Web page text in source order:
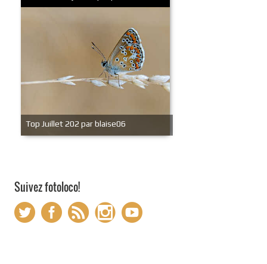
Top Juillet 202 par blaise06
Suivez fotoloco!